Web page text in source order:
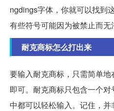
ngdings字体，你就可以找到
有些符号可能因为被禁止而无
耐克商标怎么打出来
要输入耐克商标，只需简单
即可。耐克商标只包含一个
中都可以轻松输入。记住，